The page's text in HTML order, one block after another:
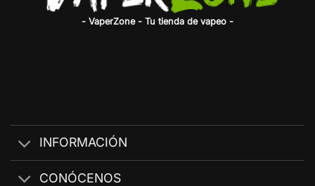
- VaperZone - Tu tienda de vapeo -
INFORMACIÓN
CONÓCENOS